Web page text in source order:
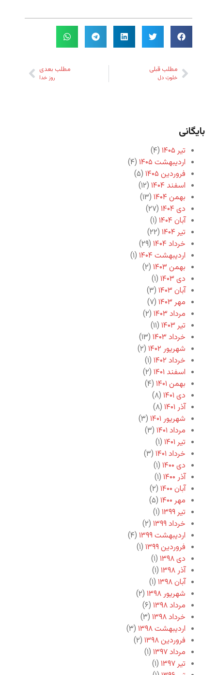
مطلب قبلی
خلوتِ دل
مطلب بعدی
روز خدا
بایگانی
تیر ۱۴۰۵
(۴)
اردیبهشت ۱۴۰۵
(۴)
فروردین ۱۴۰۵
(۵)
اسفند ۱۴۰۴
(۱۲)
بهمن ۱۴۰۴
(۱۳)
دی ۱۴۰۴
(۲۷)
آبان ۱۴۰۴
(۱)
تیر ۱۴۰۴
(۲۲)
خرداد ۱۴۰۴
(۲۹)
اردیبهشت ۱۴۰۴
(۱)
بهمن ۱۴۰۳
(۲)
دی ۱۴۰۳
(۱)
آبان ۱۴۰۳
(۳)
مهر ۱۴۰۳
(۷)
مرداد ۱۴۰۳
(۲)
تیر ۱۴۰۳
(۱۱)
خرداد ۱۴۰۳
(۱۳)
شهریور ۱۴۰۲
(۲)
خرداد ۱۴۰۲
(۱)
اسفند ۱۴۰۱
(۲)
بهمن ۱۴۰۱
(۴)
دی ۱۴۰۱
(۸)
آذر ۱۴۰۱
(۸)
شهریور ۱۴۰۱
(۳)
مرداد ۱۴۰۱
(۳)
تیر ۱۴۰۱
(۱)
خرداد ۱۴۰۱
(۳)
دی ۱۴۰۰
(۱)
آذر ۱۴۰۰
(۱)
آبان ۱۴۰۰
(۲)
مهر ۱۴۰۰
(۵)
تیر ۱۳۹۹
(۱)
خرداد ۱۳۹۹
(۲)
اردیبهشت ۱۳۹۹
(۴)
فروردین ۱۳۹۹
(۱)
دی ۱۳۹۸
(۱)
آذر ۱۳۹۸
(۱)
آبان ۱۳۹۸
(۱)
شهریور ۱۳۹۸
(۲)
مرداد ۱۳۹۸
(۶)
خرداد ۱۳۹۸
(۳)
اردیبهشت ۱۳۹۸
(۳)
فروردین ۱۳۹۸
(۲)
مرداد ۱۳۹۷
(۱)
تیر ۱۳۹۷
(۱)